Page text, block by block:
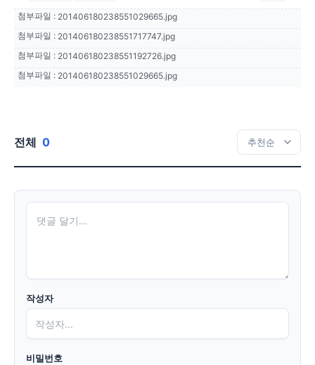
첨부파일 : 201406180238551029665.jpg
첨부파일 : 201406180238551717747.jpg
첨부파일 : 201406180238551192726.jpg
첨부파일 : 201406180238551029665.jpg
전체 0
작성자
비밀번호